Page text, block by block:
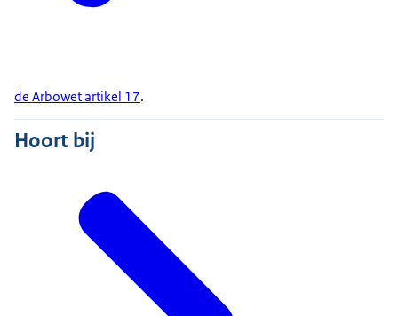
de Arbowet artikel 17.
Hoort bij